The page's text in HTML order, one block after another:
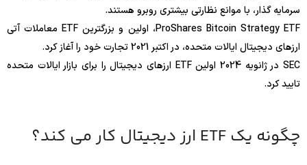
سرمایه گذار، با موانع نظارتی بیشتری روبرو هستند.
ProShares Bitcoin Strategy ETF، اولین و بزرگترین ETF معاملات آتی
ارزهای دیجیتال ایالات متحده، در اکتبر 2021 تجارت خود را آغاز کرد.
SEC در ژانویه 2024 اولین ETF ارزهای دیجیتال را برای بازار ایالات متحده
تایید کرد.
چگونه یک ETF ارز دیجیتال کار می کند؟